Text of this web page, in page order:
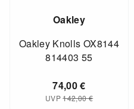
Oakley
Oakley Knolls OX8144
814403 55
74,00€
UVP142,00€